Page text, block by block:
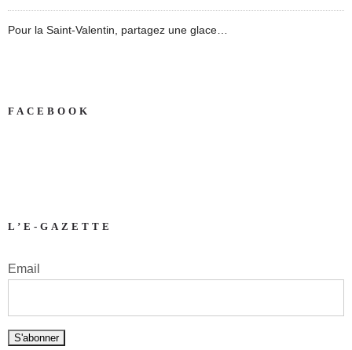
Pour la Saint-Valentin, partagez une glace…
FACEBOOK
L’E-GAZETTE
Email